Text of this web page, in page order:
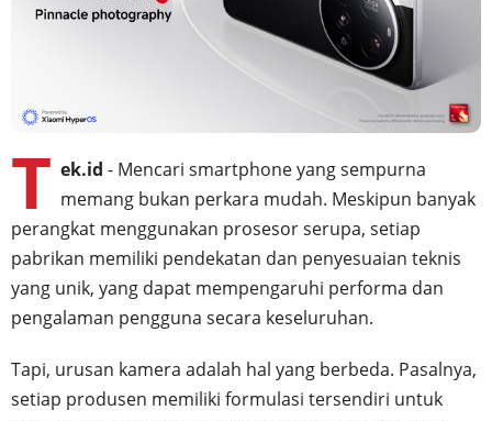
T ek.id - Mencari smartphone yang sempurna
memang bukan perkara mudah. Meskipun banyak
perangkat menggunakan prosesor serupa, setiap
pabrikan memiliki pendekatan dan penyesuaian teknis
yang unik, yang dapat mempengaruhi performa dan
pengalaman pengguna secara keseluruhan.
Tapi, urusan kamera adalah hal yang berbeda. Pasalnya,
setiap produsen memiliki formulasi tersendiri untuk